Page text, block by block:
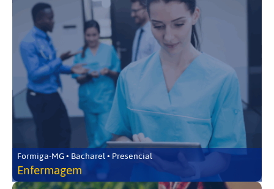
Formiga-MG • Bacharel • Presencial
Enfermagem